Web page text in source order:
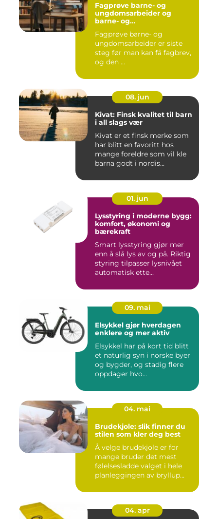
Fagprøve barne- og
ungdomsarbeider og
barne- og
– veien til fagbrev
Fagprøve barne- og
ungdomsarbeider er siste
steg før man kan få fagbrev,
og den ...
08. jun
Kivat: Finsk kvalitet til barn
i all slags vær
Kivat er et finsk merke som
har blitt en favoritt hos
mange foreldre som vil kle
barna godt i nordis...
01. jun
Lysstyring i moderne bygg:
komfort, økonomi og
bærekraft
Smart lysstyring gjør mer
enn å slå lys av og på. Riktig
styring tilpasser lysnivået
automatisk ette...
09. mai
Elsykkel gjør hverdagen
enklere og mer aktiv
Elsykkel har på kort tid blitt
et naturlig syn i norske byer
og bygder, og stadig flere
oppdager hvo...
04. mai
Brudekjole: slik finner du
stilen som kler deg best
Å velge brudekjole er for
mange bruder det mest
følelsesladde valget i hele
planleggingen av bryllup...
04. apr